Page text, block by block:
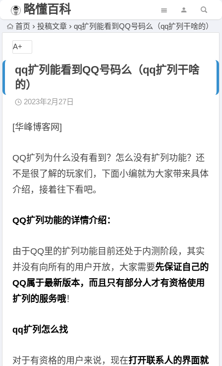
略懂百科
首页 投稿文章 qq扩列能看到QQ号码么（qq扩列干啥的）
qq扩列能看到QQ号码么（qq扩列干啥
的）
2023年2月27日
[华峰博客网]
QQ扩列为什么没有看到？怎么没有扩列功能？还
不是很了解的玩家们，下面小编就为大家带来具体
介绍，接着往下看吧。
QQ扩列功能的详情介绍：
由于QQ里的扩列功能目前还处于内测阶段，其实
并没有向所有的用户开放，大家需要先保证自己的
QQ属于最新版本，而且只有部分人才有资格使用
扩列的服务哦！
qq扩列怎么找
对于有资格的用户来说，现在打开联系人的界面就
A+